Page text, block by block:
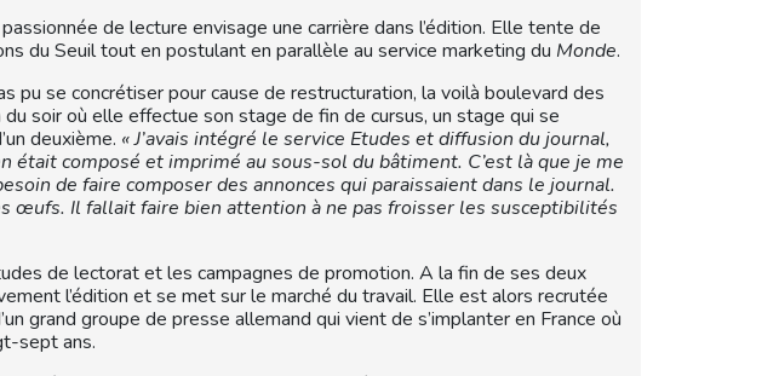
de lecture envisage une carrière dans l’édition. Elle tente de
du Seuil tout en postulant en parallèle au service marketing du Monde.
pu se concrétiser pour cause de restructuration, la voilà boulevard des
soir où elle effectue son stage de fin de cursus, un stage qui se
deuxième. « J’avais intégré le service Etudes et diffusion du journal,
était composé et imprimé au sous-sol du bâtiment. C’est là que je me
de faire composer des annonces qui paraissaient dans le journal.
œufs. Il fallait faire bien attention à ne pas froisser les susceptibilités
de lectorat et les campagnes de promotion. A la fin de ses deux
l’édition et se met sur le marché du travail. Elle est alors recrutée
grand groupe de presse allemand qui vient de s’implanter en France où
sept ans.